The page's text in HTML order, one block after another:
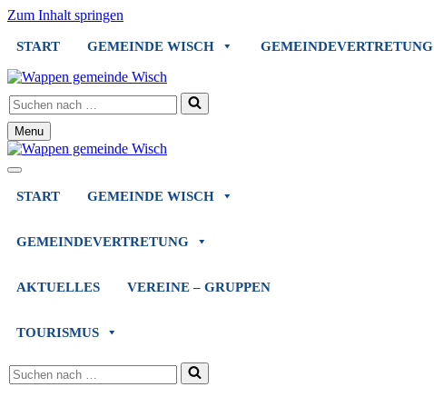
Zum Inhalt springen
START GEMEINDE WISCH GEMEINDEVERTRETUNG
Suchen
nach …
Menu
Navigationsmenü
Navigationsmenü
START GEMEINDE WISCH
GEMEINDEVERTRETUNG
AKTUELLES VEREINE – GRUPPEN
TOURISMUS
Suchen
nach …